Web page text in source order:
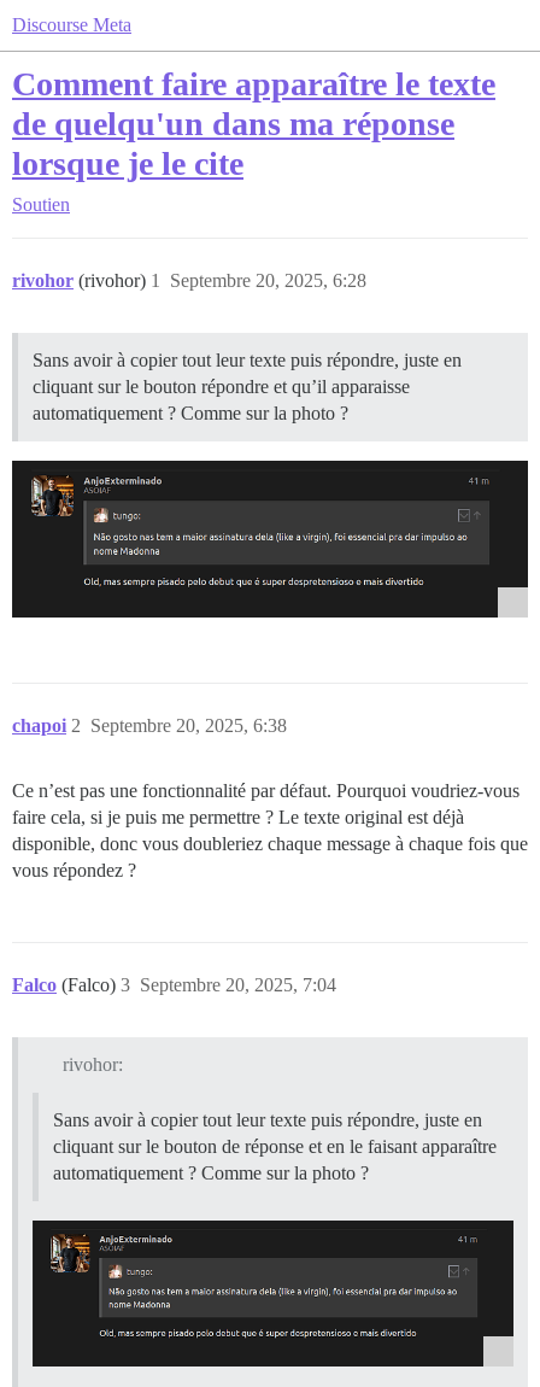
Discourse Meta
Comment faire apparaître le texte
de quelqu'un dans ma réponse
lorsque je le cite
Soutien
rivohor (rivohor) Septembre 20, 2025, 6:28
1
Sans avoir à copier tout leur texte puis répondre, juste en
cliquant sur le bouton répondre et qu’il apparaisse
automatiquement ? Comme sur la photo ?
chapoi Septembre 20, 2025, 6:38
2
Ce n’est pas une fonctionnalité par défaut. Pourquoi voudriez-vous
faire cela, si je puis me permettre ? Le texte original est déjà
disponible, donc vous doubleriez chaque message à chaque fois que
vous répondez ?
Falco (Falco) Septembre 20, 2025, 7:04
3
rivohor:
Sans avoir à copier tout leur texte puis répondre, juste en
cliquant sur le bouton de réponse et en le faisant apparaître
automatiquement ? Comme sur la photo ?